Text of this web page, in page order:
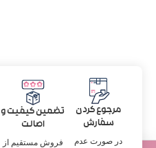
مرجوع کردن
سفارش
در صورت عدم
تضمین کیفیت و
اصالت
فروش مستقیم از